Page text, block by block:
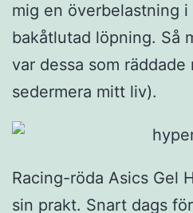
mig en överbelastning
bakåtlutad löpning. Så
var dessa som
sedermera mitt liv).
Racing-röda Asics Gel
sin prakt. Snart dags